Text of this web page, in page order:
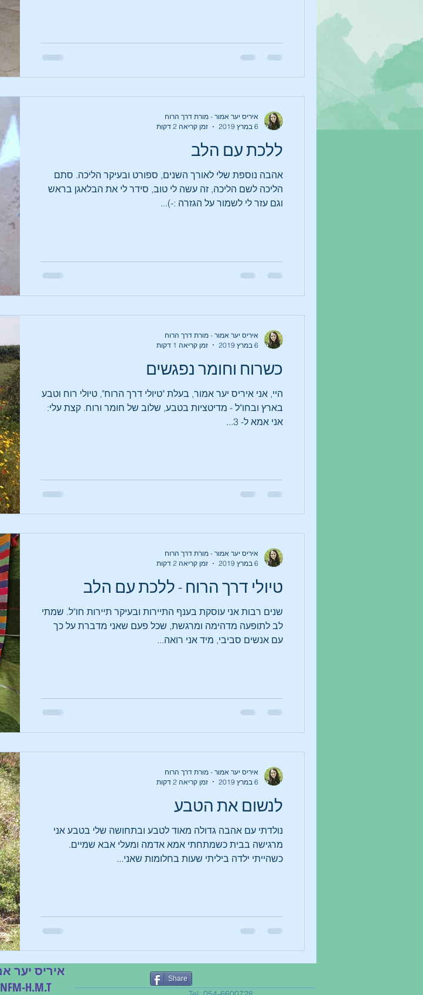
ללכת עם הלב
אהבה נוספת שלי לאורך השנים, ספורט ובעיקר הליכה. סתם
הליכה לשם הליכה, זה עשה לי טוב, סידר לי את הבלאגן בראש
וגם עזר לי לשמור על הגזרה :-)...
איריס יער אמור - מורת דרך הרוח
6 במרץ 2019
זמן קריאה 2 דקות
כשרוח וחומר נפגשים
היי, אני איריס יער אמור, בעלת "טיולי דרך הרוח", טיולי רוח וטבע
בארץ ובחו"ל - מדיטציות בטבע, שלוב של חומר ורוח. ​קצת עלי:
אני אמא ל- 3...
איריס יער אמור - מורת דרך הרוח
6 במרץ 2019
זמן קריאה 1 דקות
טיולי דרך הרוח - ללכת עם הלב
שנים רבות אני עוסקת בענף התיירות ובעיקר תיירות חו"ל. שמתי
לב לתופעה מדהימה ומרגשת, שכל פעם שאני מדברת על כך
עם אנשים סביבי, מיד אני רואה...
איריס יער אמור - מורת דרך הרוח
6 במרץ 2019
זמן קריאה 2 דקות
לנשום את הטבע
נולדתי עם אהבה גדולה מאוד לטבע ובתחושה שלי בטבע אני
מרגישה בבית כשמתחתי אמא אדמה ומעלי אבא שמיים.
כשהייתי ילדה ביליתי שעות בחלומות שאני...
איריס יער אמור - מורת דרך הרוח
6 במרץ 2019
זמן קריאה 2 דקות
NFM-H.M.T
Share